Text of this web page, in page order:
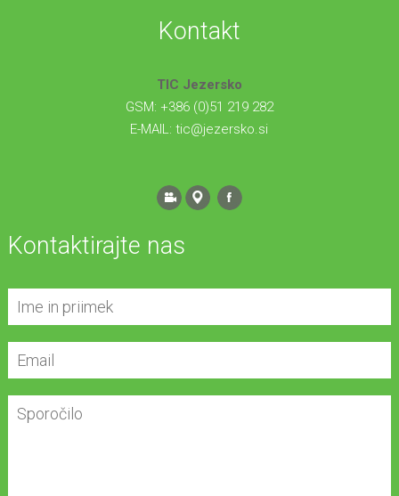
Kontakt
TIC Jezersko
GSM: +386 (0)51 219 282
E-MAIL:tic@jezersko.si
Kontaktirajte nas